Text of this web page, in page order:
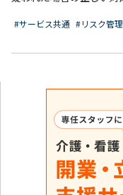
#サービス共通 #リスク管理